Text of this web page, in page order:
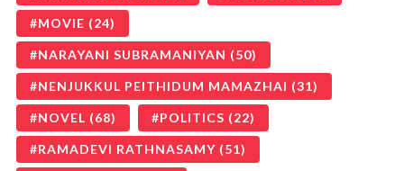
MOVIE (24)
NARAYANI SUBRAMANIYAN (50)
NENJUKKUL PEITHIDUM MAMAZHAI (31)
NOVEL (68) POLITICS (22)
RAMADEVI RATHNASAMY (51)